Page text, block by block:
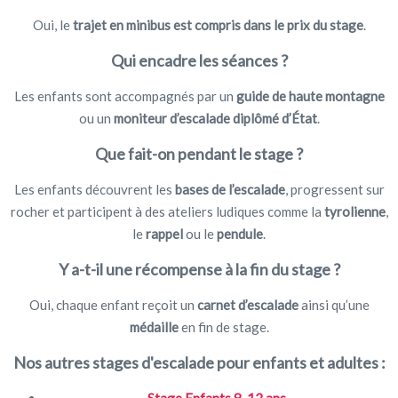
Oui, letrajet en minibus est compris dans le prix du stage.
Qui encadre les séances ?
Les enfants sont accompagnés par un guide de haute montagne
ou un moniteur d’escalade diplômé d’État.
Que fait-on pendant le stage ?
Les enfants découvrent les bases de l’escalade, progressent sur
rocher et participent à des ateliers ludiques comme la tyrolienne,
lerappelou lependule.
Y a-t-il une récompense à la fin du stage ?
Oui, chaque enfant reçoit un carnet d’escaladeainsi qu’une
médailleen fin de stage.
Nos autres stages d'escalade pour enfants et adultes :